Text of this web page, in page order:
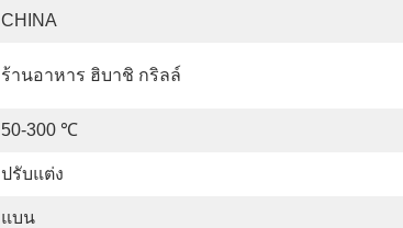
CHINA
ร้านอาหาร ฮิบาชิ กริลล์
50-300 ℃
ปรับแต่ง
แบน